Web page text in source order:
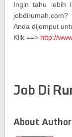
Ingin tahu lebih
jobdirumah.com?
Anda dijemput
Klik ==> http://
Job Di
About Author